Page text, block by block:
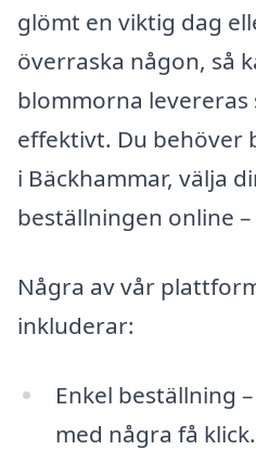
glömt en viktig dag
överraska någon, så
blommorna levereras
effektivt. Du behöver
i Bäckhammar, välja
beställningen online
Några av vår
inkluderar:
Enkel beställning
med några få klick.